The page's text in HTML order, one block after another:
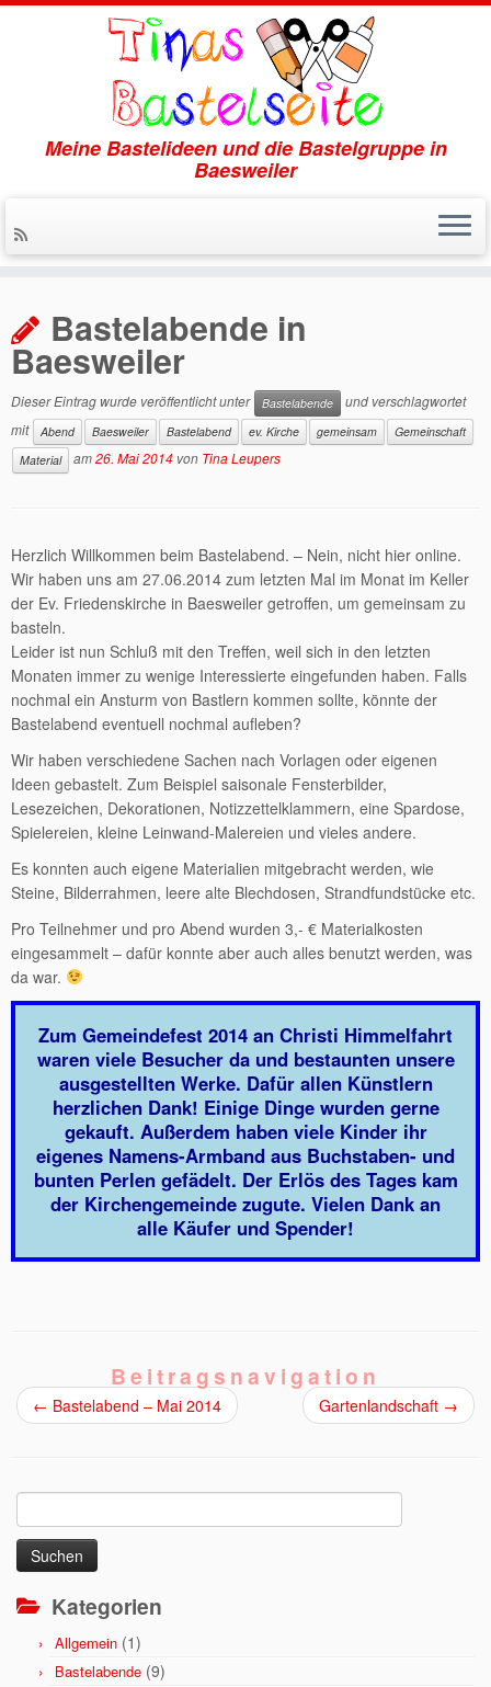
Inhalt
springen
Meine Bastelideen und die Bastelgruppe in
Baesweiler
Bastelabende in
Baesweiler
Dieser Eintrag wurde veröffentlicht unter Bastelabende
und verschlagwortet
mit
Abend Baesweiler Bastelabend ev. Kirche gemeinsam
Gemeinschaft
Material
am26. Mai 2014 von Tina Leupers
Herzlich Willkommen beim Bastelabend. – Nein, nicht hier online.
Wir haben uns am 27.06.2014 zum letzten Mal im Monat im Keller
der Ev. Friedenskirche in Baesweiler getroffen, um gemeinsam zu
basteln.
Leider ist nun Schluß mit den Treffen, weil sich in den letzten
Monaten immer zu wenige Interessierte eingefunden haben. Falls
nochmal ein Ansturm von Bastlern kommen sollte, könnte der
Bastelabend eventuell nochmal aufleben?
Wir haben verschiedene Sachen nach Vorlagen oder eigenen
Ideen gebastelt. Zum Beispiel saisonale Fensterbilder,
Lesezeichen, Dekorationen, Notizzettelklammern, eine Spardose,
Spielereien, kleine Leinwand-Malereien und vieles andere.
Es konnten auch eigene Materialien mitgebracht werden, wie
Steine, Bilderrahmen, leere alte Blechdosen, Strandfundstücke etc.
Pro Teilnehmer und pro Abend wurden 3,- € Materialkosten
eingesammelt – dafür konnte aber auch alles benutzt werden, was
da war.
Zum Gemeindefest 2014 an Christi Himmelfahrt
waren viele Besucher da und bestaunten unsere
ausgestellten Werke. Dafür allen Künstlern
herzlichen Dank! Einige Dinge wurden gerne
gekauft. Außerdem haben viele Kinder ihr
eigenes Namens-Armband aus Buchstaben- und
bunten Perlen gefädelt. Der Erlös des Tages kam
der Kirchengemeinde zugute. Vielen Dank an
alle Käufer und Spender!
Beitragsnavigation
← Bastelabend – Mai 2014 Gartenlandschaft →
nach:
Kategorien
Allgemein (1)
Bastelabende (9)